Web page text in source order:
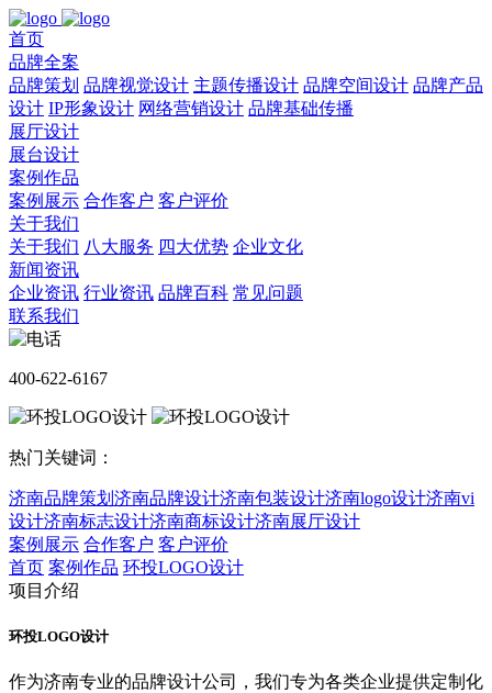
首页
品牌全案
品牌策划 品牌视觉设计 主题传播设计 品牌空间设计 品牌产品
设计 IP形象设计 网络营销设计 品牌基础传播
展厅设计
展台设计
案例作品
案例展示 合作客户 客户评价
关于我们
关于我们 八大服务 四大优势 企业文化
新闻资讯
企业资讯 行业资讯 品牌百科 常见问题
联系我们
400-622-6167
热门关键词：
济南品牌策划 济南品牌设计济南包装设计济南logo设计济南vi
设计济南标志设计济南商标设计济南展厅设计
案例展示 合作客户 客户评价
首页 案例作品 环投LOGO设计
项目介绍
环投LOGO设计
作为济南专业的品牌设计公司，我们专为各类企业提供定制化